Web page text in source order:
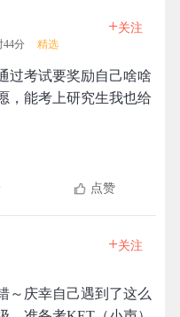
44分 精选
+关注
过考试要奖励自己啥啥
，能考上研究生我也给
点赞
+关注
～庆幸自己遇到了这么